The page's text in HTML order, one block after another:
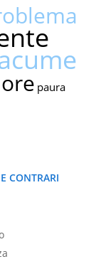
paura
CONTRARI